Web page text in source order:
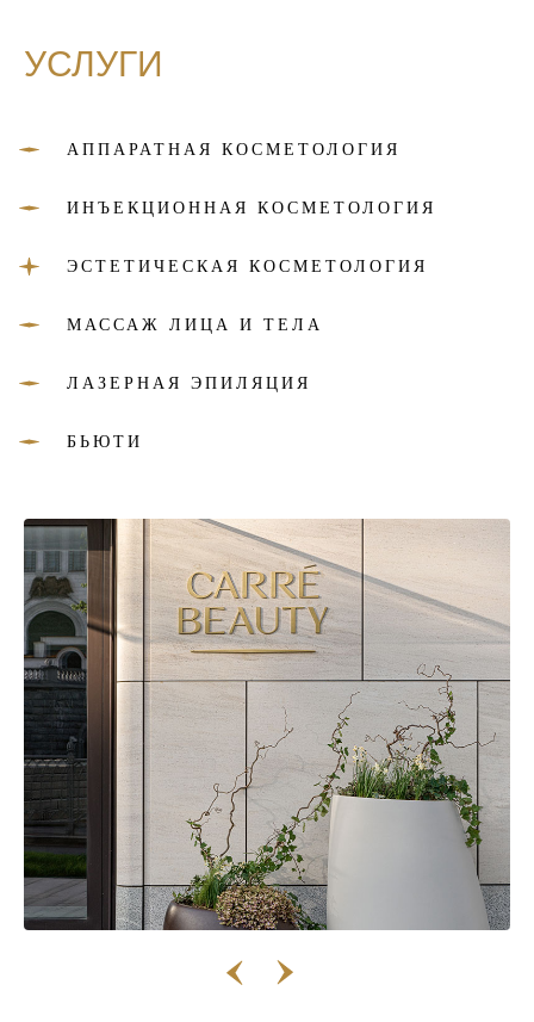
УСЛУГИ
АППАРАТНАЯ КОСМЕТОЛОГИЯ
ИНЪЕКЦИОННАЯ КОСМЕТОЛОГИЯ
ЭСТЕТИЧЕСКАЯ КОСМЕТОЛОГИЯ
МАССАЖ ЛИЦА И ТЕЛА
ЛАЗЕРНАЯ ЭПИЛЯЦИЯ
БЬЮТИ